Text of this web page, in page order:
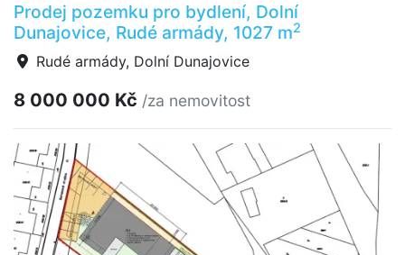
Prodej pozemku pro bydlení, Dolní
Dunajovice, Rudé armády, 1027 m2
Rudé armády, Dolní Dunajovice
8 000 000 Kč /za nemovitost